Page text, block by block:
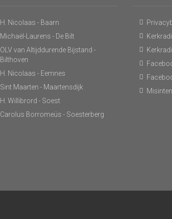
H. Nicolaas - Baarn
Michaël-Laurens - De Bilt
OLV van Altijddurende Bijstand -
Bilthoven
H. Nicolaas - Eemnes
Sint Maarten - Maartensdijk
H. Willibrord - Soest
Carolus Borromeüs - Soesterberg